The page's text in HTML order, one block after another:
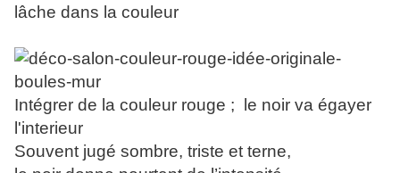
lâche dans la couleur
Intégrer de la couleur rouge ; le noir va égayer
l'interieur
Souvent jugé sombre, triste et terne,